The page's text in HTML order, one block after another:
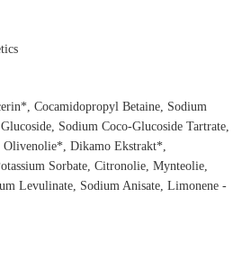
Cocamidopropyl Betaine, Sodium
Sodium Coco-Glucoside Tartrate,
Olivenolie*, Dikamo Ekstrakt*,
Sorbate, Citronolie, Mynteolie,
Levulinate, Sodium Anisate, Limonene -